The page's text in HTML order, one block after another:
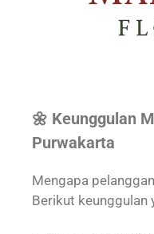
🌼 Keunggulan
Purwakarta
Mengapa
Berikut keunggulan